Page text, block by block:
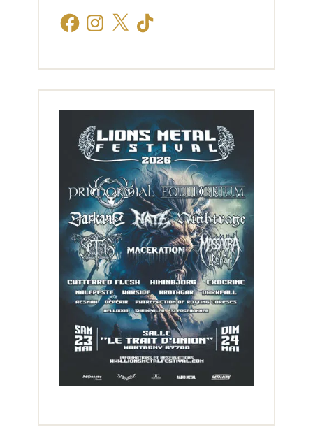
FacebookInstagram
X TikTok